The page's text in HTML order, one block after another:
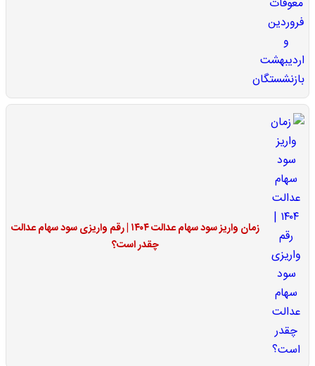
زمان واریز سود سهام عدالت ۱۴۰۴ | رقم واریزی سود سهام عدالت
چقدر است؟